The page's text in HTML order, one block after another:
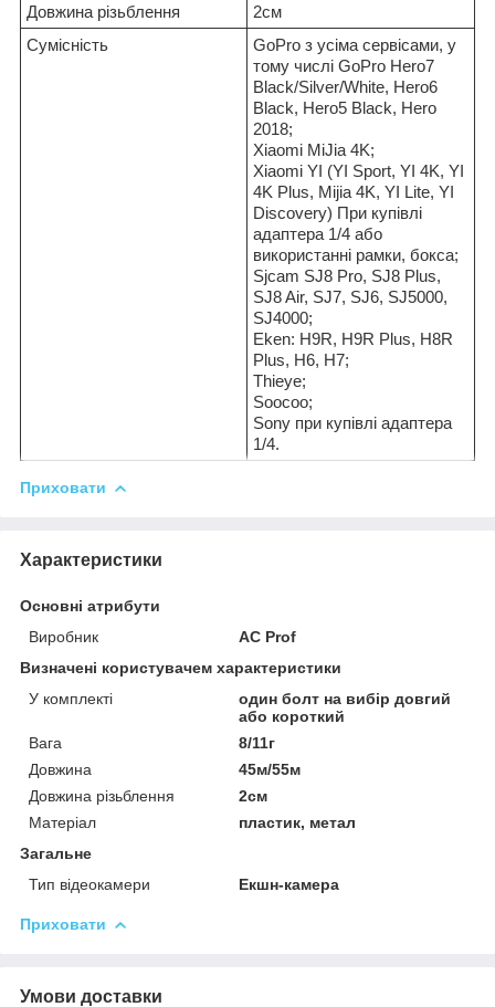
Довжина різьблення
2см
Сумісність
GoPro з усіма сервісами, у
тому числі GoPro Hero7
Black/Silver/White, Hero6
Black, Hero5 Black, Hero
2018;
Xiaomi MiJia 4K;
Xiaomi YI (YI Sport, YI 4K, YI
4K Plus, Mijia 4K, YI Lite, YI
Discovery) При купівлі
адаптера 1/4 або
використанні рамки, бокса;
Sjcam SJ8 Pro, SJ8 Plus,
SJ8 Air, SJ7, SJ6, SJ5000,
SJ4000;
Eken: H9R, H9R Plus, H8R
Plus, H6, H7;
Thieye;
Soocoo;
Sony при купівлі адаптера
1/4.
Приховати
Характеристики
Основні атрибути
Виробник
AC Prof
Визначені користувачем характеристики
У комплекті
один болт на вибір довгий
або короткий
Вага
8/11г
Довжина
45м/55м
Довжина різьблення
2см
Матеріал
пластик, метал
Загальне
Тип відеокамери
Екшн-камера
Приховати
Умови доставки